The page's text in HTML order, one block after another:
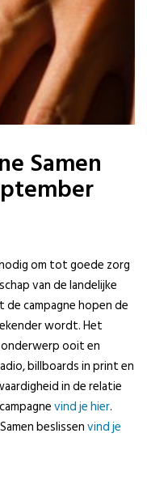
Samen
om tot goede zorg
van de landelijke
de campagne hopen de
wordt. Het
ooit en
billboards in print en
in de relatie
vind je hier.
beslissenvind je